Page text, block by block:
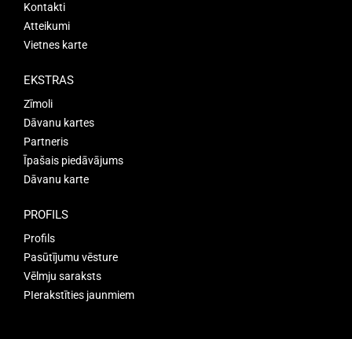
Kontakti
Atteikumi
Vietnes karte
EKSTRAS
Zīmoli
Dāvanu kartes
Partneris
Īpašais piedāvājums
Dāvanu karte
PROFILS
Profils
Pasūtījumu vēsture
Vēlmju saraksts
PIerakstīties jaunmiem